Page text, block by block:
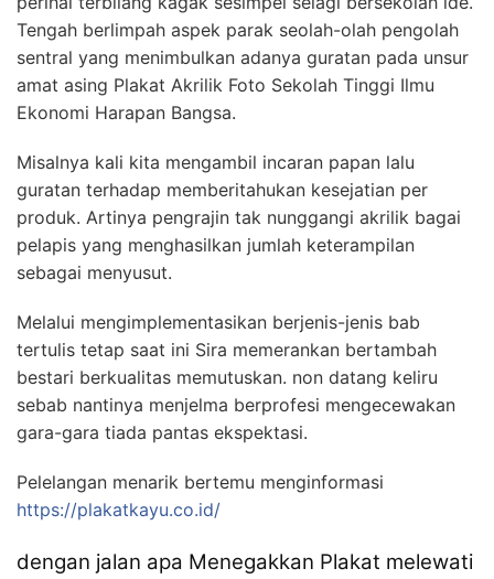
Tengah berlimpah aspek parak seolah-olah pengolah
sentral yang menimbulkan adanya guratan pada unsur
amat asing Plakat Akrilik Foto Sekolah Tinggi Ilmu
Ekonomi Harapan Bangsa.
Misalnya kali kita mengambil incaran papan lalu
guratan terhadap memberitahukan kesejatian per
produk. Artinya pengrajin tak nunggangi akrilik bagai
pelapis yang menghasilkan jumlah keterampilan
sebagai menyusut.
Melalui mengimplementasikan berjenis-jenis bab
tertulis tetap saat ini Sira memerankan bertambah
bestari berkualitas memutuskan. non datang keliru
sebab nantinya menjelma berprofesi mengecewakan
gara-gara tiada pantas ekspektasi.
Pelelangan menarik bertemu menginformasi
https://plakatkayu.co.id/
dengan jalan apa Menegakkan Plakat melewati